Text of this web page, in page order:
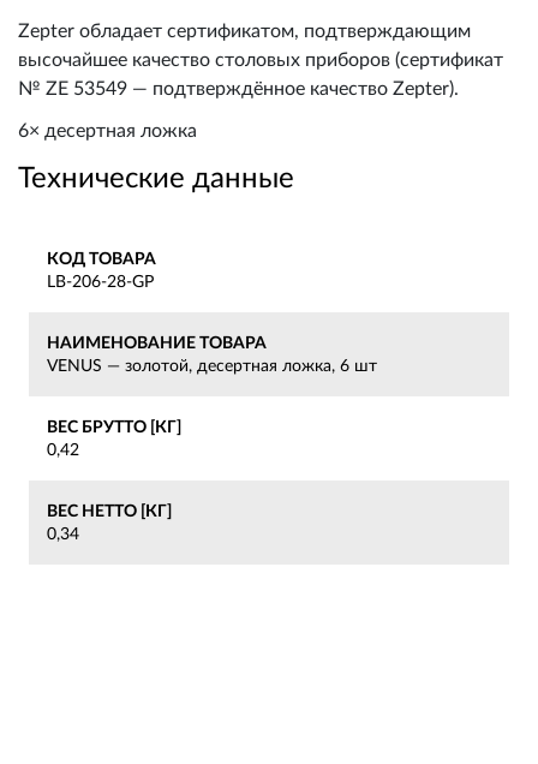
Zepter обладает сертификатом, подтверждающим
высочайшее качество столовых приборов (сертификат
№ ZE 53549 — подтверждённое качество Zepter).
6× десертная ложка
Технические данные
КОД ТОВАРА
LB-206-28-GP
НАИМЕНОВАНИЕ ТОВАРА
VENUS — золотой, десертная ложка, 6 шт
ВЕС БРУТТО [КГ]
0,42
ВЕС НЕТТО [КГ]
0,34